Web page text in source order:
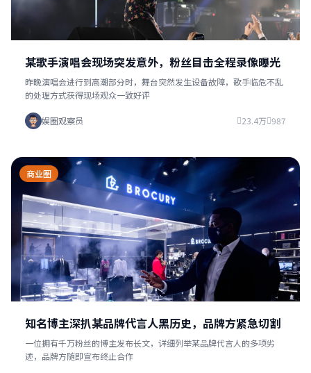
某歌手演唱会现场突发意外，粉丝目击全程录像曝光
昨晚演唱会进行到高潮部分时，舞台突然发生设备故障，歌手临危不乱
的处理方式获得现场观众一致好评
娱圈观察员 23.4万 987
商业圈
知名博主深扒某品牌代言人黑历史，品牌方紧急切割
一位拥有千万粉丝的博主发布长文，详细列举某品牌代言人的多项劣
迹，品牌方随即宣布终止合作